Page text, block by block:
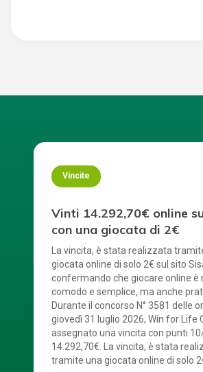
Vincite
Vinti 14.292,70€ online
con una giocata di 2€
La vincita, è stata realizzata
giocata online di solo 2€ sul sito
confermando che giocare online è
comodo e semplice, ma anche
Durante il concorso N° 3581 delle
giovedì 31 luglio 2026, Win for Life
assegnato una vincita con punti
14.292,70€. La vincita, è stata
tramite una giocata online di solo